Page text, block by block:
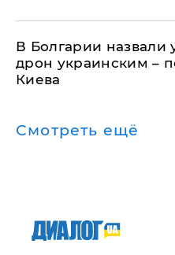
В Болгарии назвали
дрон украинским –
Киева
Смотреть ещё